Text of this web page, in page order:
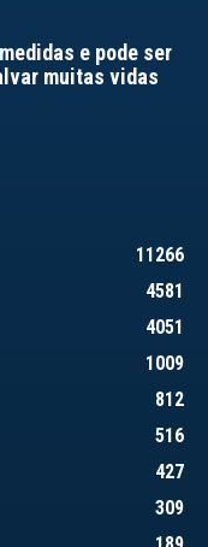
e pode ser
muitas vidas
11266
4581
4051
1009
812
516
427
309